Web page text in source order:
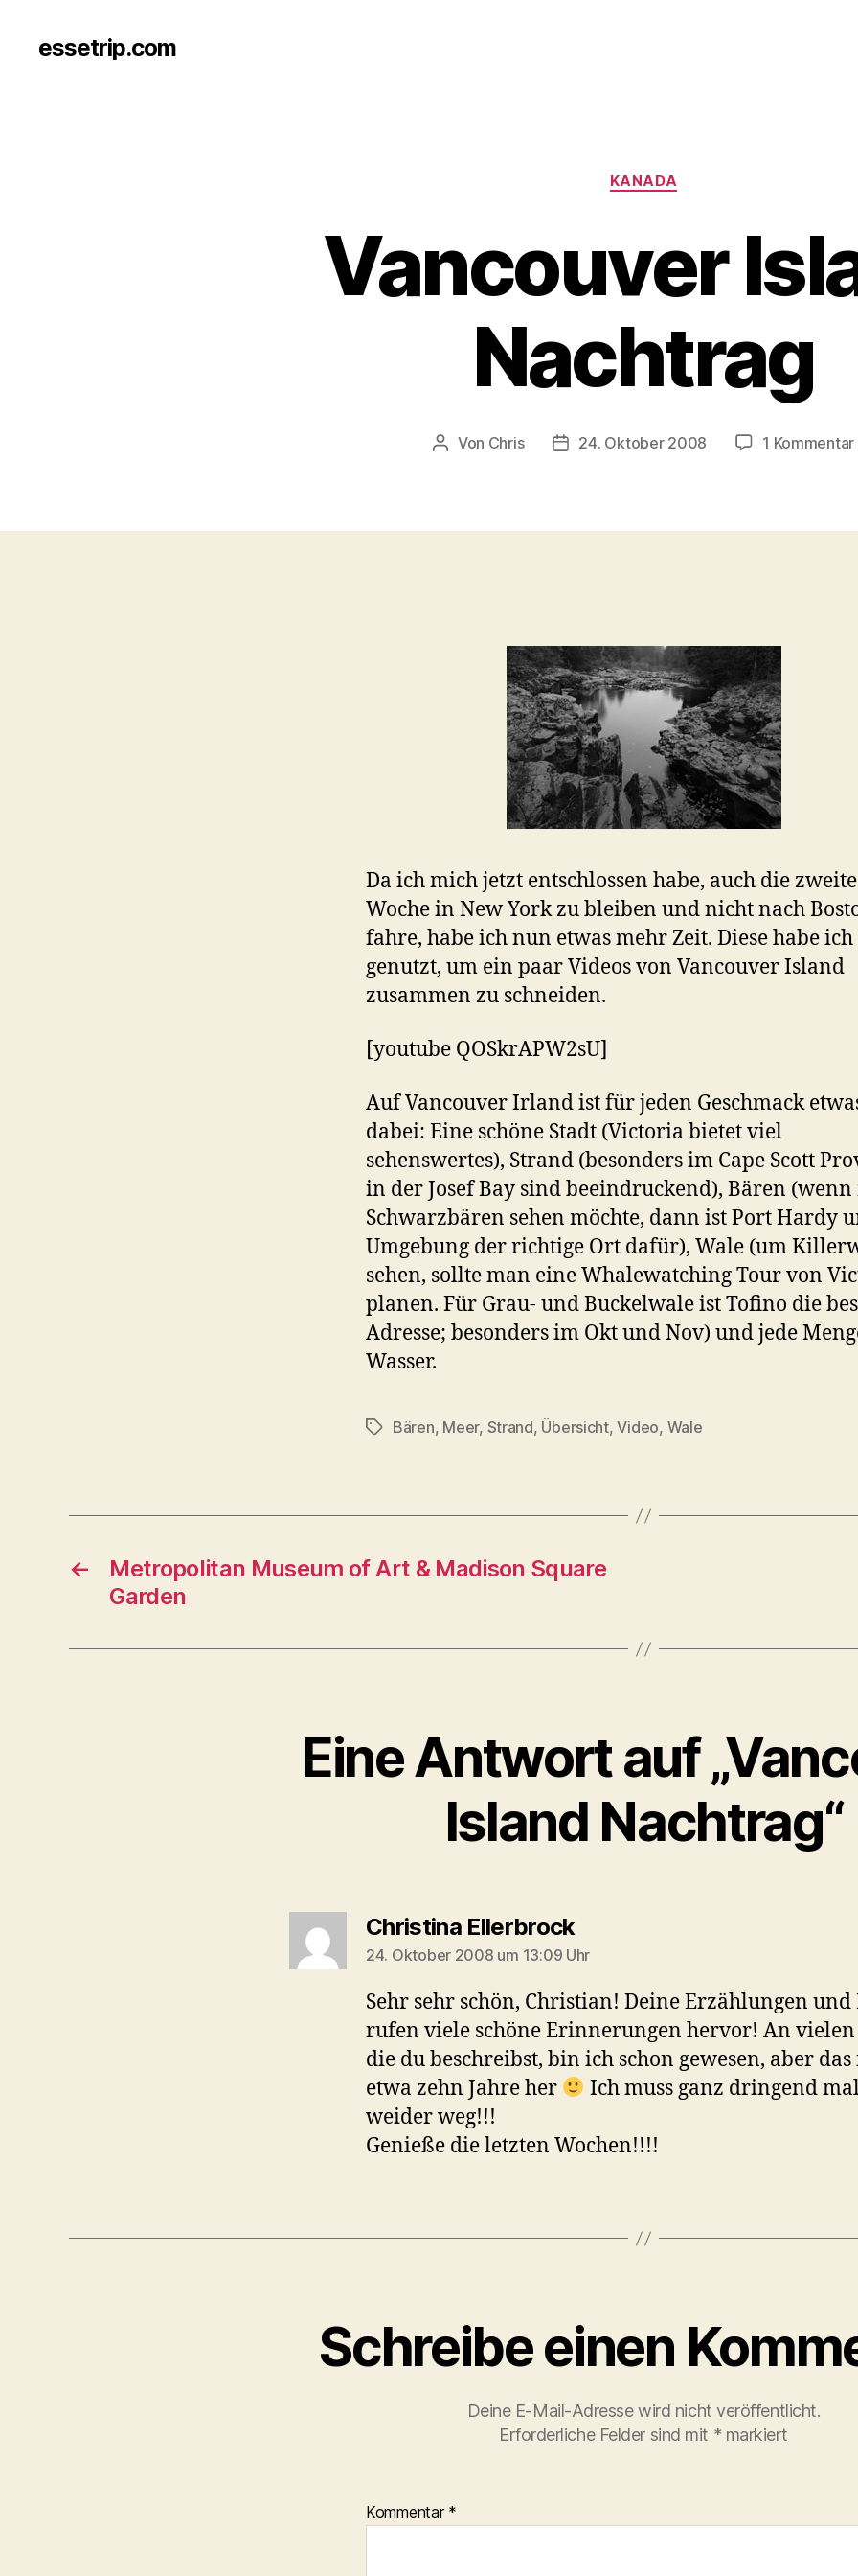
essetrip.com
Kategorien
KANADA
Vancouver
Nachtrag
Beitragsautor
Von Chris Beitragsdatum
24. Oktober 2008 1 Kommentar
Da ich mich jetzt entschlossen habe, auch die zweite
Woche in New York zu bleiben und nicht nach
fahre, habe ich nun etwas mehr Zeit. Diese habe ich
genutzt, um ein paar Videos von Vancouver Island
zusammen zu schneiden.
[youtube QOSkrAPW2sU]
Auf Vancouver Irland ist für jeden Geschmack
dabei: Eine schöne Stadt (Victoria bietet viel
sehenswertes), Strand (besonders im Cape Scott
in der Josef Bay sind beeindruckend), Bären (wenn
Schwarzbären sehen möchte, dann ist Port Hardy
Umgebung der richtige Ort dafür), Wale (um
sehen, sollte man eine Whalewatching Tour von
planen. Für Grau- und Buckelwale ist Tofino die
Adresse; besonders im Okt und Nov) und jede
Wasser.
Schlagwörter
Bären, Meer, Strand, Übersicht,Video, Wale
←
Metropolitan Museum of Art & Madison Square
Garden
Eine Antwort auf
Island Nachtrag“
Christina Ellerbrocksagt:
24. Oktober 2008 um 13:09 Uhr
Sehr sehr schön, Christian! Deine Erzählungen und
rufen viele schöne Erinnerungen hervor! An
die du beschreibst, bin ich schon gewesen, aber das
etwa zehn Jahre her
Ich muss ganz dringend
weider weg!!!
Genieße die letzten Wochen!!!!
Schreibe einen
Deine E-Mail-Adresse wird nicht veröffentlicht.
Erforderliche Felder sind mit * markiert
Kommentar *